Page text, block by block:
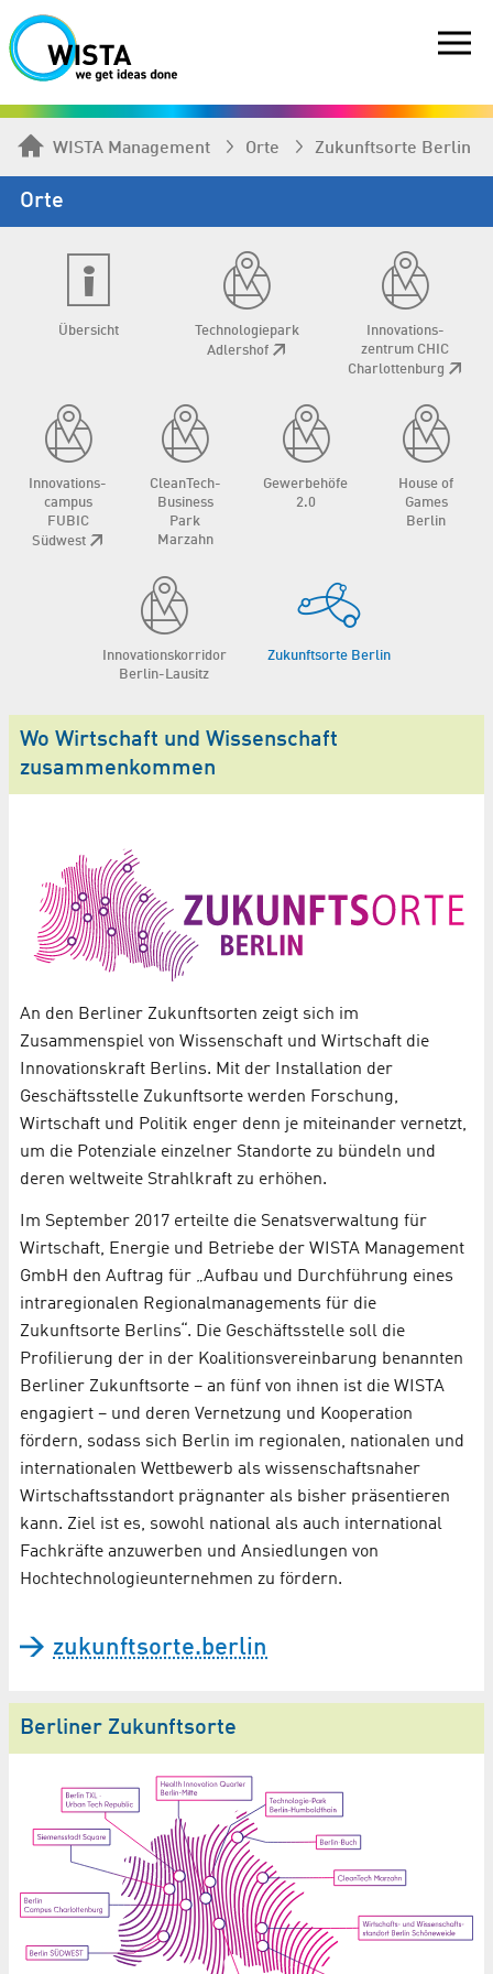
WISTA Management Orte Zukunftsorte Berlin
Orte
Übersicht
Technologie­park
Adlershof
Innovations­
zentrum CHIC
Charlottenburg
Innovations­
campus
FUBIC
Südwest
CleanTech­
Business
Park
Marzahn
Gewerbehöfe
2.0
House of
Games
Berlin
Innovations­korridor
Berlin-Lausitz
Zukunftsorte Berlin
Wo Wirtschaft und Wissenschaft
zusammenkommen
An den Berliner Zukunftsorten zeigt sich im
Zusammenspiel von Wissenschaft und Wirtschaft die
Innovationskraft Berlins. Mit der Installation der
Geschäftsstelle Zukunftsorte werden Forschung,
Wirtschaft und Politik enger denn je miteinander vernetzt,
um die Potenziale einzelner Standorte zu bündeln und
deren weltweite Strahlkraft zu erhöhen.
Im September 2017 erteilte die Senatsverwaltung für
Wirtschaft, Energie und Betriebe der WISTA Management
GmbH den Auftrag für „Aufbau und Durchführung eines
intraregionalen Regionalmanagements für die
Zukunftsorte Berlins“. Die Geschäftsstelle soll die
Profilierung der in der Koalitionsvereinbarung benannten
Berliner Zukunftsorte – an fünf von ihnen ist die WISTA
engagiert – und deren Vernetzung und Kooperation
fördern, sodass sich Berlin im regionalen, nationalen und
internationalen Wettbewerb als wissenschaftsnaher
Wirtschaftsstandort prägnanter als bisher präsentieren
kann. Ziel ist es, sowohl national als auch international
Fachkräfte anzuwerben und Ansiedlungen von
Hochtechnologieunternehmen zu fördern.
zukunftsorte.berlin
Berliner Zukunftsorte